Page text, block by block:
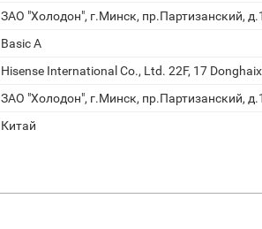
ЗАО "Холодон", г.Минск, пр.Партизанский,
Basic A
Hisense International Co., Ltd. 22F, 17
ЗАО "Холодон", г.Минск, пр.Партизанский,
Китай